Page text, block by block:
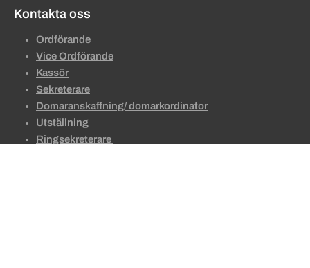
Kontakta oss
Ordförande
Vice Ordförande
Kassör
Sekreterare
Domaranskaffning/ domarkordinator
Utställning
Ringsekreterare